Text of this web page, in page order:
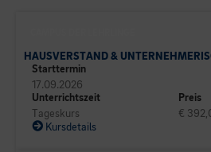
HAUSVERSTAND &
Starttermin
17.09.2026
Unterrichtszeit
Tageskurs
Preis
€
Kursdetails